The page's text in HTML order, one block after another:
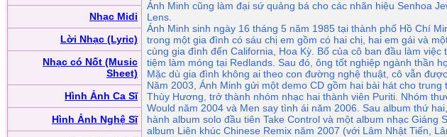
Nhạc Midi
Lời Nhạc (Lyric)
Nhạc có Nốt (Music
Sheet)
Hình Ảnh Ca Sĩ
Hình Ảnh Nghệ Sĩ
Ánh Minh cũng làm đại sứ quảng bá cho các nhãn hiệu Senhoa
Lens.
Ánh Minh sinh ngày 16 tháng 5 năm 1985 tại thành phố Hồ Chí
trong một gia đình có sáu chị em gồm có hai chị, hai em gái và
cùng gia đình đến California, Hoa Kỳ. Bố của cô ban đầu làm
tiệm làm móng tại Redlands. Sau đó, ông tốt nghiệp ngành thần
Mặc dù gia đình không ai theo con đường nghệ thuật, cô vẫn
Năm 2003, Ánh Minh gửi một demo CD gồm hai bài hát cho
Thùy Hương, trở thành nhóm nhạc hai thành viên Puriti. Nhóm
Would năm 2004 và Men say tình ái năm 2006. Sau album thứ
hành album solo đầu tiên Take Control và một album nhạc
album Liên khúc Chinese Remix năm 2007 (với Lâm Nhật Tiến,